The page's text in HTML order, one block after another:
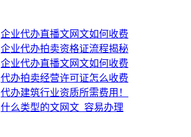
企业代办直播文网文如何收费
企业代办拍卖资格证流程揭秘
企业代办直播文网文如何收费
代办拍卖经营许可证怎么收费
代办建筑行业资质所需费用！
什么类型的文网文_容易办理